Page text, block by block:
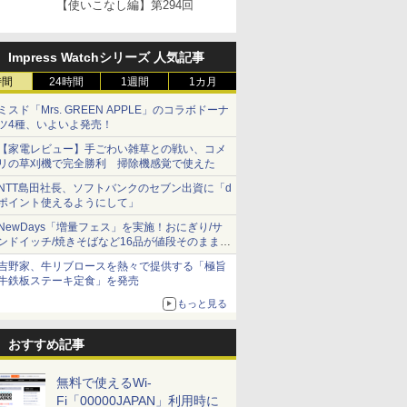
【使いこなし編】第294回
Impress Watchシリーズ 人気記事
24時間 1週間 1カ月
スド「Mrs. GREEN APPLE」のコラボドーナ
4種、いよいよ発売！
家電レビュー】手ごわい雑草との戦い、コメ
の草刈機で完全勝利 掃除機感覚で使えた
島田社長、ソフトバンクのセブン出資に「d
イント使えるようにして」
「増量フェス」を実施！おにぎり/サ
ドイッチ/焼きそばなど16品が値段そのままで
リュームアップ
野家、牛リブロースを熱々で提供する「極旨
鉄板ステーキ定食」を発売
もっと見る
おすすめ記事
無料で使えるWi-
Fi「00000JAPAN」利用時に